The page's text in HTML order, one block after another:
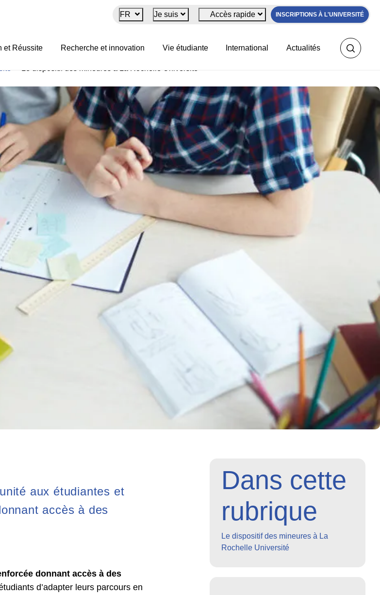
FR Je suis Accès rapide INSCRIPTIONS À L'UNIVERSITÉ
et Réussite Recherche et innovation Vie étudiante International Actualités
Rochelle Université
aux étudiantes et
accès à des
donnant accès à des
d’adapter leurs parcours en
Dans cette
rubrique
Le dispositif des mineures à La
Rochelle Université